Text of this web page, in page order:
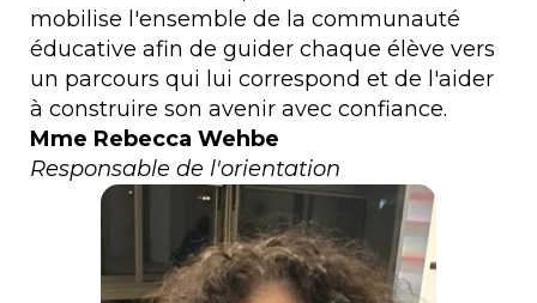
mobilise l'ensemble de la communauté
éducative afin de guider chaque élève vers
un parcours qui lui correspond et de l'aider
à construire son avenir avec confiance.
Mme Rebecca Wehbe
Responsable de l'orientation